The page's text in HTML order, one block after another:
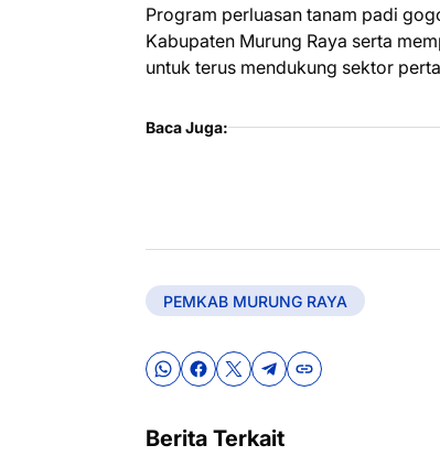
Program perluasan tanam padi
Kabupaten Murung Raya serta
untuk terus mendukung sektor
Baca Juga:
PEMKAB MURUNG RAYA
Berita Terkait